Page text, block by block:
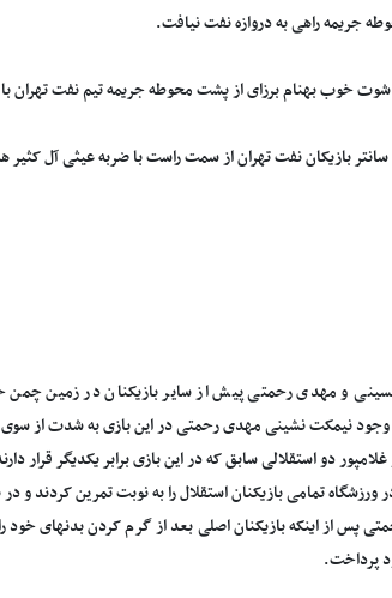
جریمه راهی به دروازه نفت نیافت.
و مهدی رحمتی پیش از سایر بازیکنان در زمین چمن
وجود نیمکت نشینی مهدی رحمتی در این بازی به شدت از سوی
دو استقلالی سابق که در این بازی برابر یکدیگر
ورزشگاه تمامی بازیکنان استقلال را به نوبت تمرین کردند
پس از اینکه بازیکنان اصلی بعد از گرم کردن بدنهای
پرداخت.